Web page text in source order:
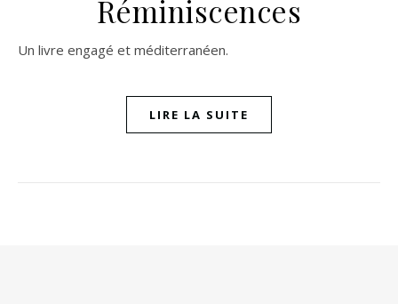
Réminiscences
Un livre engagé et méditerranéen.
LIRE LA SUITE